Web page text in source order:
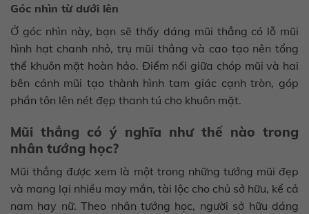
Góc nhìn từ dưới lên
Ở góc nhìn này, bạn sẽ thấy dáng mũi thẳng có lỗ mũi
hình hạt chanh nhỏ, trụ mũi thẳng và cao tạo nên tổng
thể khuôn mặt hoàn hảo. Điểm nối giữa chóp mũi và hai
bên cánh mũi tạo thành hình tam giác cạnh tròn, góp
phần tôn lên nét đẹp thanh tú cho khuôn mặt.
Mũi thẳng có ý nghĩa như thế nào trong
nhân tướng học?
Mũi thẳng được xem là một trong những tướng mũi đẹp
và mang lại nhiều may mắn, tài lộc cho chủ sở hữu, kể cả
nam hay nữ. Theo nhân tướng học, người sở hữu dáng